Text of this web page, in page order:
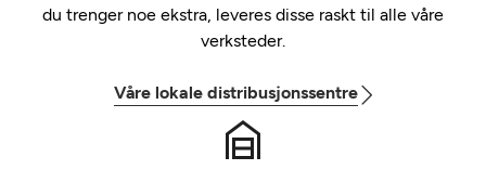
du trenger noe ekstra, leveres disse raskt til alle våre
verksteder.
Våre lokale distribusjonssentre